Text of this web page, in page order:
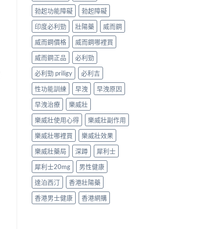
勃起功能障礙
勃起障礙
印度必利勁
壯陽藥
威而鋼
威而鋼價格
威而鋼哪裡買
威而鋼正品
必利勁
必利勁 priligy
必利吉
性功能訓練
早洩
早洩原因
早洩治療
樂威壯
樂威壯使用心得
樂威壯副作用
樂威壯哪裡買
樂威壯效果
樂威壯藥局
深蹲
犀利士
犀利士20mg
男性健康
達泊西汀
香港壯陽藥
香港男士健康
香港網購